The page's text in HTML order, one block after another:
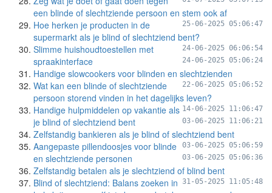
een blinde of slechtziende persoon en stem ook af
25-06-2025 05:06:47
Hoe herken je producten in de
supermarkt als je blind of slechtziend bent?
24-06-2025 06:06:54
Slimme huishoudtoestellen met
spraakinterface
24-06-2025 05:06:24
Handige slowcookers voor blinden en slechtzienden
22-06-2025 05:06:52
Wat kan een blinde of slechtziende
persoon storend vinden in het dagelijks leven?
14-06-2025 11:06:47
Handige hulpmiddelen op vakantie als
je blind of slechtziend bent
03-06-2025 11:06:21
Zelfstandig bankieren als je blind of slechtziend bent
03-06-2025 05:06:59
Aangepaste pillendoosjes voor blinde
en slechtziende personen
03-06-2025 05:06:36
Zelfstandig betalen als je slechtziend of blind bent
31-05-2025 11:05:48
Blind of slechtziend: Balans zoeken in